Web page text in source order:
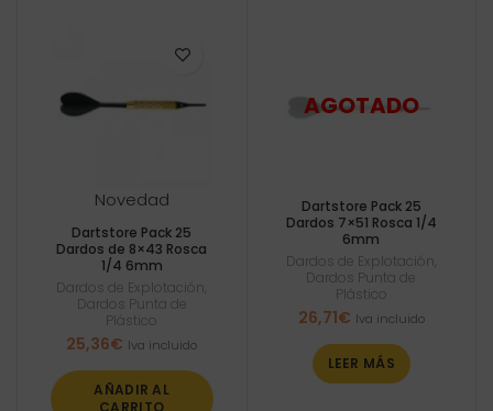
Novedad
Dartstore Pack 25
Dardos de 8×43 Rosca
1/4 6mm
Dardos de Explotación
Dardos Punta de
Plástico
25,36€ Iva incluido
AÑADIR AL
CARRITO
Dartstore Pack 25
Dardos 7×51 Rosca 1/4
6mm
Dardos de Explotación
Dardos Punta de
Plástico
26,71€ Iva incluido
LEER MÁS